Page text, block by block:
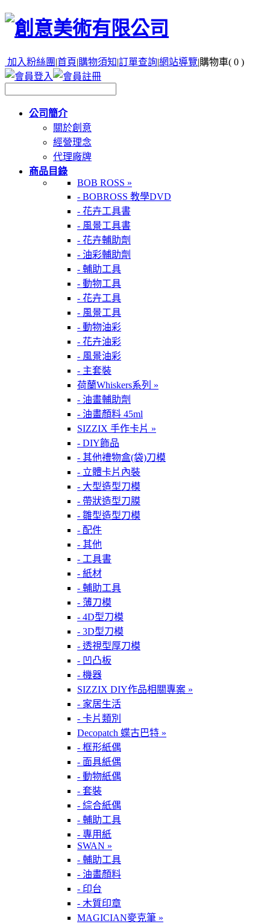
加入粉絲團 |首頁|購物須知|訂單查詢|網站導覽|購物車( 0 )
公司簡介
關於創意
經營理念
代理廠牌
商品目錄
BOB ROSS »
- BOBROSS 教學DVD
- 花卉工具書
- 風景工具書
- 花卉輔助劑
- 油彩輔助劑
- 輔助工具
- 動物工具
- 花卉工具
- 風景工具
- 動物油彩
- 花卉油彩
- 風景油彩
- 主套裝
荷蘭Whiskers系列 »
- 油畫輔助劑
- 油畫顏料 45ml
SIZZIX 手作卡片 »
- DIY飾品
- 其他禮物盒(袋)刀模
- 立體卡片內裝
- 大型造型刀模
- 帶狀造型刀膜
- 雛型造型刀模
- 配件
- 其他
- 工具書
- 紙材
- 輔助工具
- 薄刀模
- 4D型刀模
- 3D型刀模
- 透視型厚刀模
- 凹凸板
- 機器
SIZZIX DIY作品相關專案 »
- 家居生活
- 卡片類別
Decopatch 蝶古巴特 »
- 框形紙偶
- 面具紙偶
- 動物紙偶
- 套裝
- 綜合紙偶
- 輔助工具
- 專用紙
SWAN »
- 輔助工具
- 油畫顏料
- 印台
- 木質印章
MAGICIAN麥克筆 »